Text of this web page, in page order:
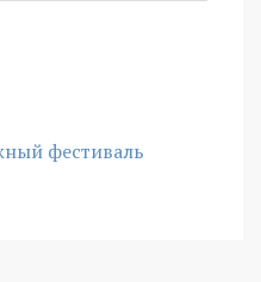
фестиваль